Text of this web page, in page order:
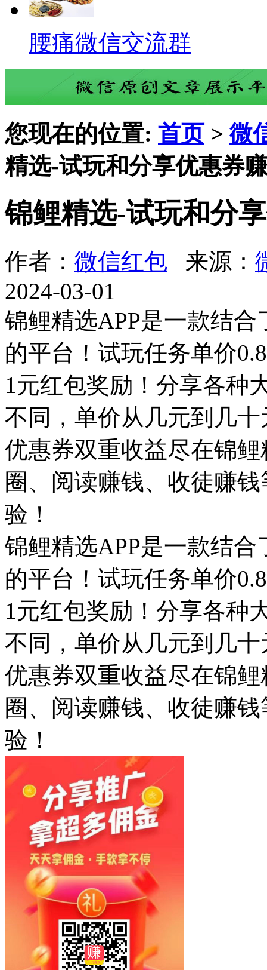
腰痛微信交流群
您现在的位置: 首页 >微
精选-试玩和分享优惠券
锦鲤精选-试玩和分
作者： 微信红包 来源：
2024-03-01
锦鲤精选APP是一款结
的平台！试玩任务单价
1元红包奖励！分享各种
不同，单价从几元到几
优惠券双重收益尽在锦
圈、阅读赚钱、收徒赚
验！
锦鲤精选APP是一款结
的平台！试玩任务单价
1元红包奖励！分享各种
不同，单价从几元到几
优惠券双重收益尽在锦
圈、阅读赚钱、收徒赚
验！